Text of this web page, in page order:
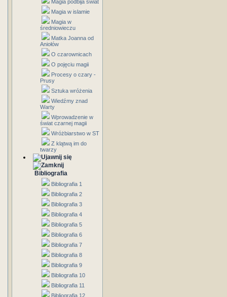
Magia podbija świat
Magia w islamie
Magia w
średniowieczu
Matka Joanna od
Aniołów
O czarownicach
O pojęciu magii
Procesy o czary -
Prusy
Sztuka wróżenia
Wiedźmy znad
Warty
Wprowadzenie w
świat czarnej magii
Wróżbiarstwo w ST
Z klątwą im do
twarzy
Bibliografia
Bibliografia 1
Bibliografia 2
Bibliografia 3
Bibliografia 4
Bibliografia 5
Bibliografia 6
Bibliografia 7
Bibliografia 8
Bibliografia 9
Bibliografia 10
Bibliografia 11
Bibliografia 12